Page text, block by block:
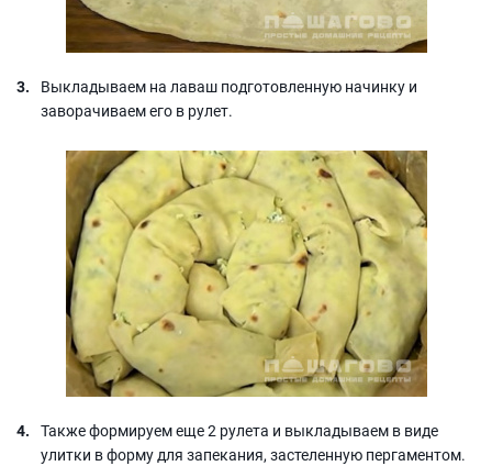
Выкладываем на лаваш подготовленную начинку и
заворачиваем его в рулет.
Также формируем еще 2 рулета и выкладываем в виде
улитки в форму для запекания, застеленную пергаментом.